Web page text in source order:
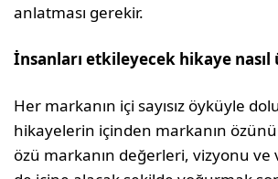
anlatması gerekir.
İnsanları etkileyecek hikaye
Her markanın içi sayısız öyküyle
hikayelerin içinden markanın
özü markanın değerleri, vizyo­nu ve